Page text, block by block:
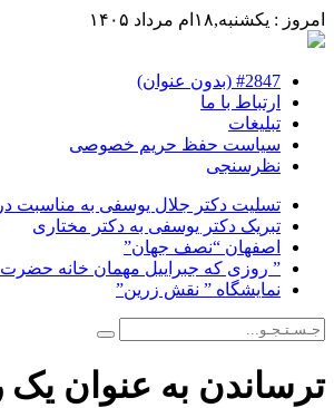
امروز : یکشنبه,۱۸ام مرداد ۱۴۰۵
#2847 (بدون عنوان)
ارتباط با ما
تبلیغات
سیاست حفظ حریم خصوصی
نظرسنجی
تسلیت دکتر جلال یوسفی به مناسبت
تبریک دکتر یوسفی به دکتر مختاری
اصفهان “نصف جهان”
” روزی که جبراییل مهمان خانه
نمایشگاه ” نقش زرین”
ترساندن به عنوان یک